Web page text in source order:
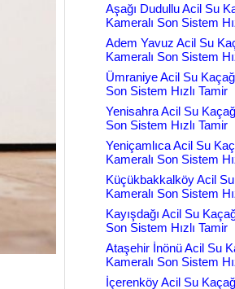
Aşağı Dudullu Acil Su
Kameralı Son Sistem
Adem Yavuz Acil Su
Kameralı Son Sistem
Ümraniye Acil Su
Son Sistem Hızlı Tamir
Yenisahra Acil Su
Son Sistem Hızlı Tamir
Yeniçamlıca Acil Su
Kameralı Son Sistem
Küçükbakkalköy Acil Su
Kameralı Son Sistem
Kayışdağı Acil Su
Son Sistem Hızlı Tamir
Ataşehir İnönü Acil Su
Kameralı Son Sistem
İçerenköy Acil Su